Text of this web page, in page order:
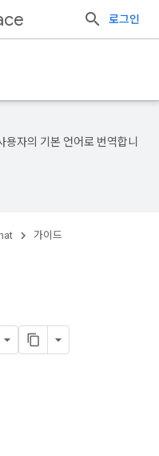
로그인
자의 기본 언어로 번역합니
가이드